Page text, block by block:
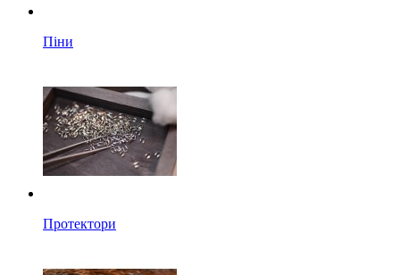
Піни
Протектори